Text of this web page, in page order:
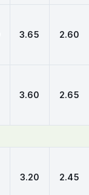
3.65 2.60
3.60 2.65
3.20 2.45